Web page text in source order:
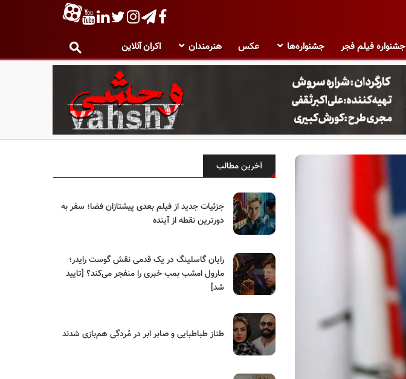
جشنواره فیلم فجر جشنواره‌ها عکس هنرمندان اکران آنلاین
آخرین مطالب
جزئیات جدید از فیلم بعدی پیشتازان فضا؛ سفر به
دورترین نقطه از آینده
رایان گاسلینگ در یک قدمی نقش گوست رایدر؛
مارول امشب بمب خبری را منفجر می‌کند؟ [تایید
شد]
طناز طباطبایی و صابر ابر در مُردگی هم‌بازی شدند